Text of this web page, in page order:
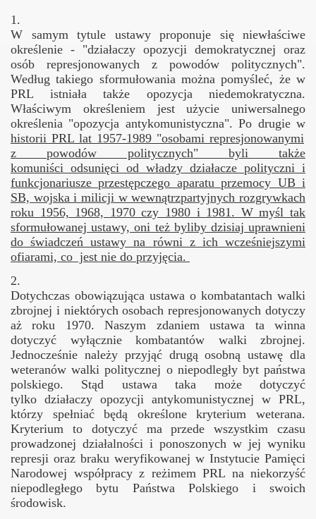
1.
W samym tytule ustawy proponuje się niewłaściwe
określenie - "działaczy opozycji demokratycznej oraz
osób represjonowanych z powodów politycznych".
Według takiego sformułowania można pomyśleć, że w
PRL istniała także opozycja niedemokratyczna.
Właściwym określeniem jest użycie uniwersalnego
określenia "opozycja antykomunistyczna". Po drugie w
historii PRL lat 1957-1989 "osobami represjonowanymi
z powodów politycznych" byli także
komuniści odsunięci od władzy działacze polityczni i
funkcjonariusze przestępczego aparatu przemocy UB i
SB, wojska i milicji w wewnątrzpartyjnych rozgrywkach
roku 1956, 1968, 1970 czy 1980 i 1981. W myśl tak
sformułowanej ustawy, oni też byliby dzisiaj uprawnieni
do świadczeń ustawy na równi z ich wcześniejszymi
ofiarami, co jest nie do przyjęcia.
2.
Dotychczas obowiązująca ustawa o kombatantach walki
zbrojnej i niektórych osobach represjonowanych dotyczy
aż roku 1970.Naszym zdaniem ustawa ta winna
dotyczyć wyłącznie kombatantów walki zbrojnej.
Jednocześnie należy przyjąć drugą osobną ustawę dla
weteranów walki politycznej o niepodległy byt państwa
polskiego. Stąd ustawa taka może dotyczyć
tylko działaczy opozycji antykomunistycznej w PRL,
którzy spełniać będą określone kryterium weterana.
Kryterium to dotyczyć ma przede wszystkim czasu
prowadzonej działalności i ponoszonych w jej wyniku
represji oraz braku weryfikowanej w Instytucie Pamięci
Narodowej współpracy z reżimem PRL na niekorzyść
niepodległego bytu Państwa Polskiego i swoich
środowisk.